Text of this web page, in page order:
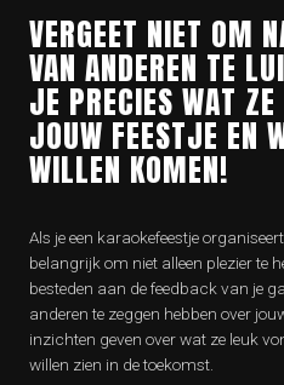
VERGEET NIET OM
VAN ANDEREN TE
JE PRECIES WAT
JOUW FEESTJE EN
WILLEN KOMEN!
Als je een karaokefeestje
belangrijk om niet alleen plezier te
besteden aan de feedback van je
anderen te zeggen hebben over
inzichten geven over wat ze leuk
willen zien in de toekomst.